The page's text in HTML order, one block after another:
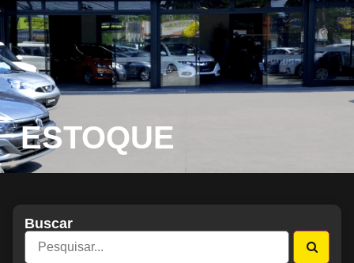
ESTOQUE
Buscar